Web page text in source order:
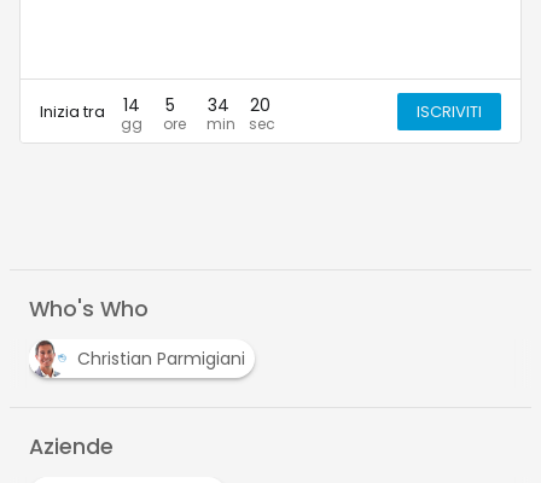
Inizia tra 14 5 34 20 ISCRIVITI
Who's Who
Christian Parmigiani
Aziende